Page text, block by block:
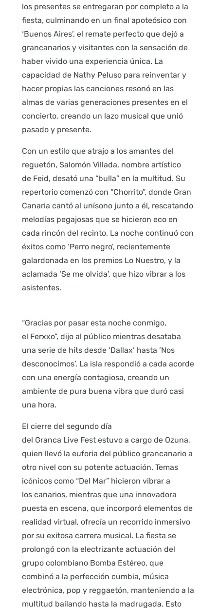
los presentes se entregaran por completo a la
fiesta, culminando en un final apoteósico con
‘Buenos Aires’, el remate perfecto que dejó a
grancanarios y visitantes con la sensación de
haber vivido una experiencia única. La
capacidad de Nathy Peluso para reinventar y
hacer propias las canciones resonó en las
almas de varias generaciones presentes en el
concierto, creando un lazo musical que unió
pasado y presente.
Con un estilo que atrajo a los amantes del
reguetón, Salomón Villada, nombre artístico
de Feid, desató una “bulla” en la multitud. Su
repertorio comenzó con “Chorrito”, donde Gran
Canaria cantó al unísono junto a él, rescatando
melodías pegajosas que se hicieron eco en
cada rincón del recinto. La noche continuó con
éxitos como ‘Perro negro’, recientemente
galardonada en los premios Lo Nuestro, y la
aclamada ‘Se me olvida’, que hizo vibrar a los
asistentes.
“Gracias por pasar esta noche conmigo,
el Ferxxo”, dijo al público mientras desataba
una serie de hits desde ‘Dallax’ hasta ‘Nos
desconocimos’. La isla respondió a cada acorde
con una energía contagiosa, creando un
ambiente de pura buena vibra que duró casi
una hora.
El cierre del segundo día
del Granca Live Fest estuvo a cargo de Ozuna,
quien llevó la euforia del público grancanario a
otro nivel con su potente actuación. Temas
icónicos como “Del Mar” hicieron vibrar a
los canarios, mientras que una innovadora
puesta en escena, que incorporó elementos de
realidad virtual, ofrecía un recorrido inmersivo
por su exitosa carrera musical. La fiesta se
prolongó con la electrizante actuación del
grupo colombiano Bomba Estéreo, que
combinó a la perfección cumbia, música
electrónica, pop y reggaetón, manteniendo a la
multitud bailando hasta la madrugada. Esto